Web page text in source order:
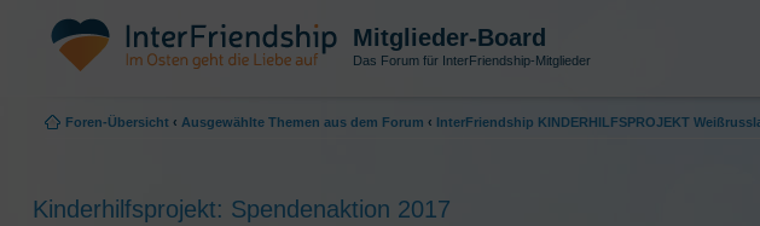
Mitglieder-Board
Das Forum für InterFriendship-Mitglieder
Foren-Übersicht ‹ Ausgewählte Themen aus dem Forum ‹ InterFriendship KINDERHILFSPROJEKT
Kinderhilfsprojekt: Spendenaktion 2017